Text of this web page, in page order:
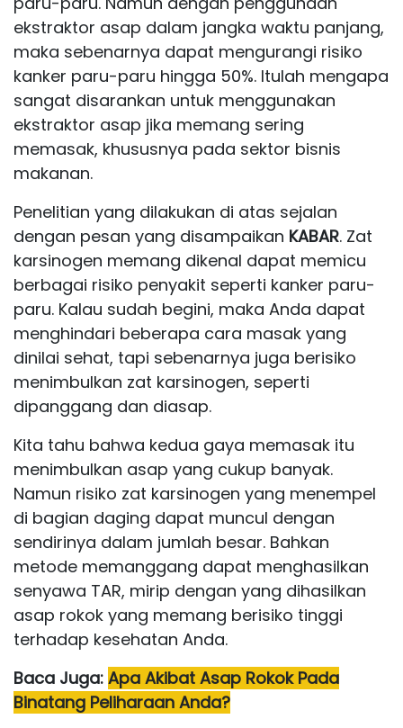
ekstraktor asap dalam jangka waktu panjang,
maka sebenarnya dapat mengurangi risiko
kanker paru-paru hingga 50%. Itulah mengapa
sangat disarankan untuk menggunakan
ekstraktor asap jika memang sering
memasak, khususnya pada sektor bisnis
makanan.
Penelitian yang dilakukan di atas sejalan
dengan pesan yang disampaikan KABAR. Zat
karsinogen memang dikenal dapat memicu
berbagai risiko penyakit seperti kanker paru-
paru. Kalau sudah begini, maka Anda dapat
menghindari beberapa cara masak yang
dinilai sehat, tapi sebenarnya juga berisiko
menimbulkan zat karsinogen, seperti
dipanggang dan diasap.
Kita tahu bahwa kedua gaya memasak itu
menimbulkan asap yang cukup banyak.
Namun risiko zat karsinogen yang menempel
di bagian daging dapat muncul dengan
sendirinya dalam jumlah besar. Bahkan
metode memanggang dapat menghasilkan
senyawa TAR, mirip dengan yang dihasilkan
asap rokok yang memang berisiko tinggi
terhadap kesehatan Anda.
Baca Juga: Apa Akibat Asap Rokok Pada
Binatang Peliharaan Anda?